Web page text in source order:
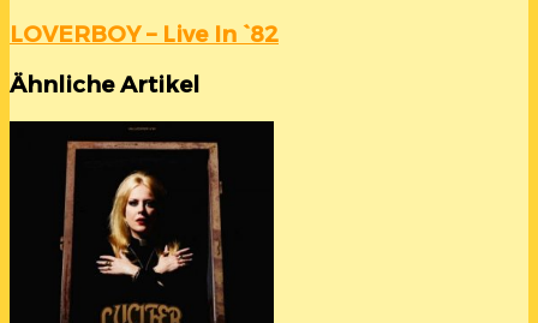
LOVERBOY – Live In `82
Ähnliche Artikel